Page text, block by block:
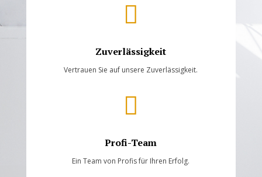

Zuverlässigkeit
Vertrauen Sie auf unsere Zuverlässigkeit.

Profi-Team
Ein Team von Profis für Ihren Erfolg.